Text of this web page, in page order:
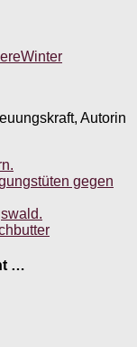
Winter
Autorin
gegen
…